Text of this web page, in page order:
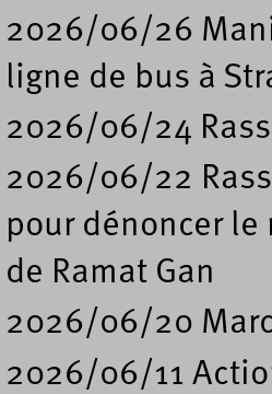
2026/06/26
ligne de bus à
2026/06/24
2026/06/22
pour dénoncer
de Ramat Gan
2026/06/20
2026/06/11